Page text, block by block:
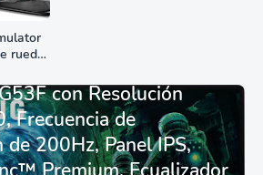
rueda
458/TX
SAMSUNG 27”
con Resolución
Frecuencia de
200Hz, Panel IPS,